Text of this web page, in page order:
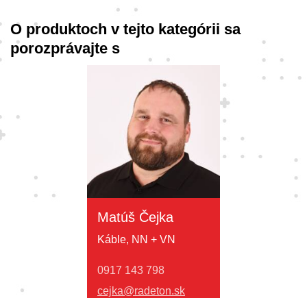
O produktoch v tejto kategórii sa
porozprávajte s
Matúš Čejka
Káble, NN + VN
0917 143 798
cejka@radeton.sk